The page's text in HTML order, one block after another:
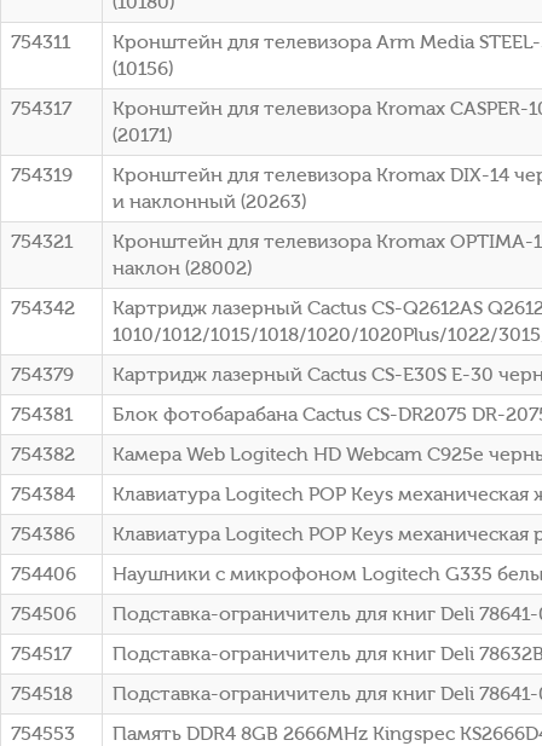
754311
Кронштейн для телевизора Arm Media
(10156)
754317
Кронштейн для телевизора Kromax
(20171)
754319
Кронштейн для телевизора Kromax DIX-14
и наклонный (20263)
754321
Кронштейн для телевизора Kromax
наклон (28002)
754342
Картридж лазерный Cactus CS-Q2612AS
1010/1012/1015/1018/1020/1020Plus/1022/
754379
Картридж лазерный Cactus CS-E30S E-30
754381
Блок фотобарабана Cactus CS-DR2075 DR-
754382
Камера Web Logitech HD Webcam C925e
754384
Клавиатура Logitech POP Keys
754386
Клавиатура Logitech POP Keys
754406
Наушники с микрофоном Logitech G335
754506
Подставка-ограничитель для книг Deli
754517
Подставка-ограничитель для книг Deli
754518
Подставка-ограничитель для книг Deli
754553
Память DDR4 8GB 2666MHz Kingspec